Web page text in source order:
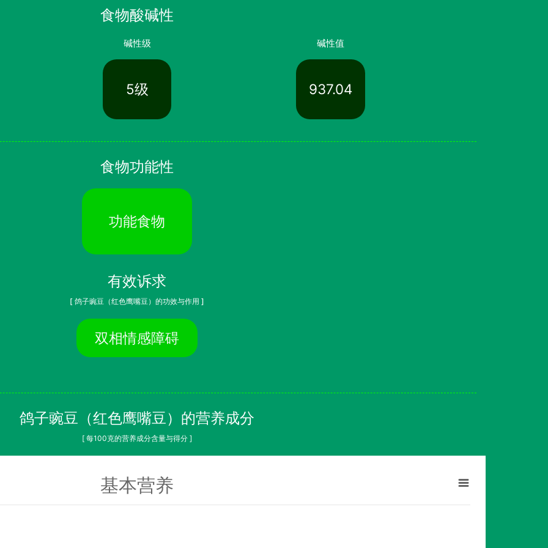
食物酸碱性
碱性级 碱性值
5级 937.04
食物功能性
功能食物
有效诉求
[ 鸽子豌豆（红色鹰嘴豆）的功效与作用 ]
双相情感障碍
鸽子豌豆（红色鹰嘴豆）的营养成分
[ 每100克的营养成分含量与得分 ]
基本营养